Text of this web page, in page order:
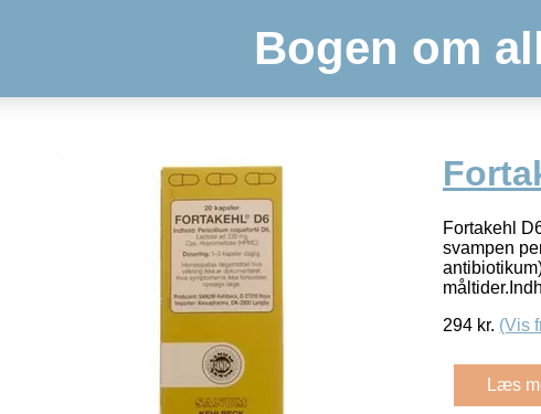
Bogen om
Fortakehl
svampen
294 kr. (Vis
Læs